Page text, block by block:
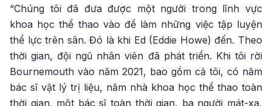
“Chúng tôi đã đưa được một người trong lĩnh vực
khoa học thể thao vào để làm những việc tập luyện
thể lực trên sân. Đó là khi Ed (Eddie Howe) đến. Theo
thời gian, đội ngũ nhân viên đã phát triển. Khi tôi rời
Bournemouth vào năm 2021, bao gồm cả tôi, có năm
bác sĩ vật lý trị liệu, năm nhà khoa học thể thao toàn
thời gian, một bác sĩ toàn thời gian, ba người mát-xa,